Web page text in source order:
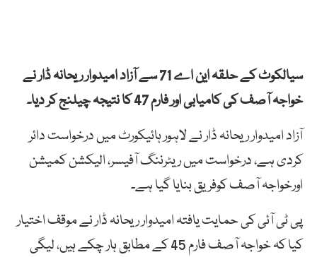
سیالکوٹ کے حلقہ این اے 71 سے آزاد امیدوار ریحانہ ڈار نے
خواجہ آصف کی کامیابی اور فارم 47 کا نتیجہ چیلنج کر دیا۔
آزاد امیدوار ریحانہ ڈار نے لاہور ہائیکورٹ میں درخواست دائر
کردی ہے، درخواست میں ریٹرننگ آفیسر، الیکشن کمیشن
اورخواجہ آصف کوفریق بنایا گیا ہے۔
پی ٹی آئی کی حمایت یافتہ امیدوار ریحانہ ڈار نے موقف اختیار
کیا کہ خواجہ آصف فارم 45 کے مطابق ہار چکے ہیں، لیگی